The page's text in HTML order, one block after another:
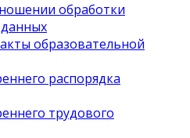
обработки
образовательной
распорядка
трудового